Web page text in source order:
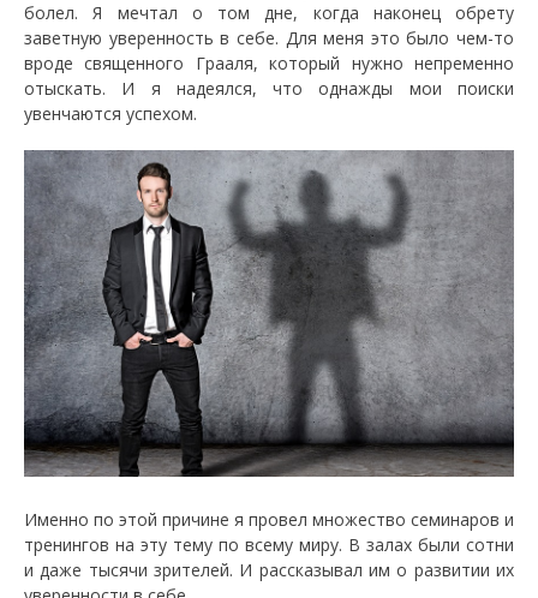
болел. Я мечтал о том дне, когда наконец обрету
заветную уверенность в себе. Для меня это было чем-то
вроде священного Грааля, который нужно непременно
отыскать. И я надеялся, что однажды мои поиски
увенчаются успехом.
Именно по этой причине я провел множество семинаров и
тренингов на эту тему по всему миру. В залах были сотни
и даже тысячи зрителей. И рассказывал им о развитии их